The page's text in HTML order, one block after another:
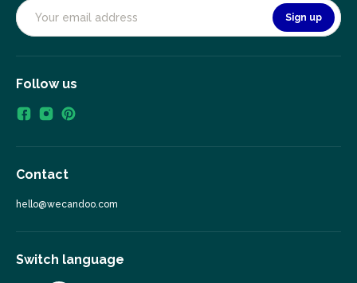
Sign up
Follow us
Contact
hello@wecandoo.com
Switch language